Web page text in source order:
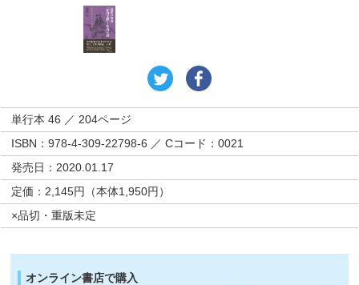
単行本 46 ／ 204ページ
ISBN：978-4-309-22798-6 ／ Cコード：0021
発売日：2020.01.17
定価：2,145円（本体1,950円）
×品切・重版未定
オンライン書店で購入